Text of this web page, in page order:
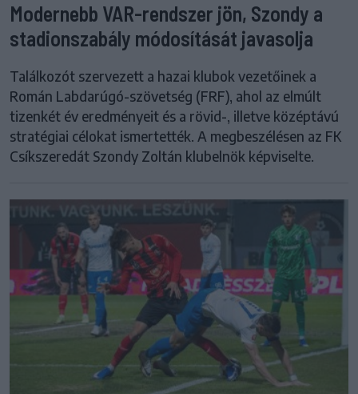
Modernebb VAR-rendszer jön, Szondy a
stadionszabály módosítását javasolja
Találkozót szervezett a hazai klubok vezetőinek a
Román Labdarúgó-szövetség (FRF), ahol az elmúlt
tizenkét év eredményeit és a rövid-, illetve középtávú
stratégiai célokat ismertették. A megbeszélésen az FK
Csíkszeredát Szondy Zoltán klubelnök képviselte.